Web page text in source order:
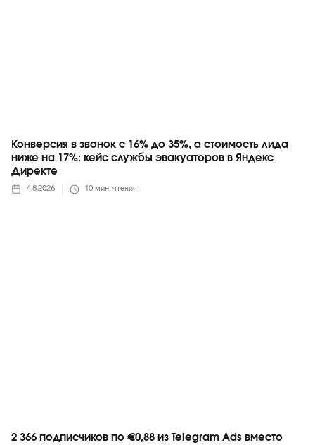
Конверсия в звонок с 16% до 35%, а стоимость лида
ниже на 17%: кейс службы эвакуаторов в Яндекс
Директе
4.8.2026 10 мин. чтения
2 366 подписчиков по €0,88 из Telegram Ads вместо